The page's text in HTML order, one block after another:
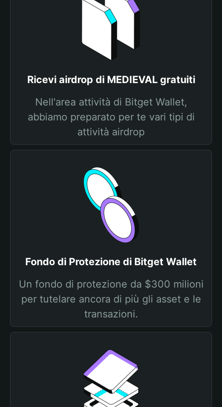
Ricevi airdrop di MEDIEVAL gratuiti
Nell'area attività di Bitget Wallet,
abbiamo preparato per te vari tipi di
attività airdrop
Fondo di Protezione di Bitget Wallet
Un fondo di protezione da $300 milioni
per tutelare ancora di più gli asset e le
transazioni.